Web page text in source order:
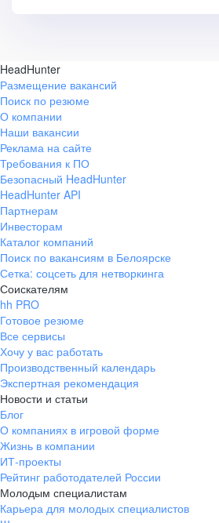
HeadHunter
Размещение вакансий
Поиск по резюме
О компании
Наши вакансии
Реклама на сайте
Требования к ПО
Безопасный HeadHunter
HeadHunter API
Партнерам
Инвесторам
Каталог компаний
Поиск по вакансиям в Белоярске
Сетка: соцсеть для нетворкинга
Соискателям
hh PRO
Готовое резюме
Все сервисы
Хочу у вас работать
Производственный календарь
Экспертная рекомендация
Новости и статьи
Блог
О компаниях в игровой форме
Жизнь в компании
ИТ-проекты
Рейтинг работодателей России
Молодым специалистам
Карьера для молодых специалистов